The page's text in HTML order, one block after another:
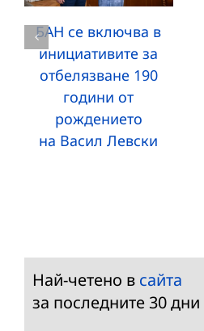
БАН се включва в
инициативите за
отбелязване 190
години от
рождението
на Васил Левски
Най-четено в сайта
за последните 30 дни